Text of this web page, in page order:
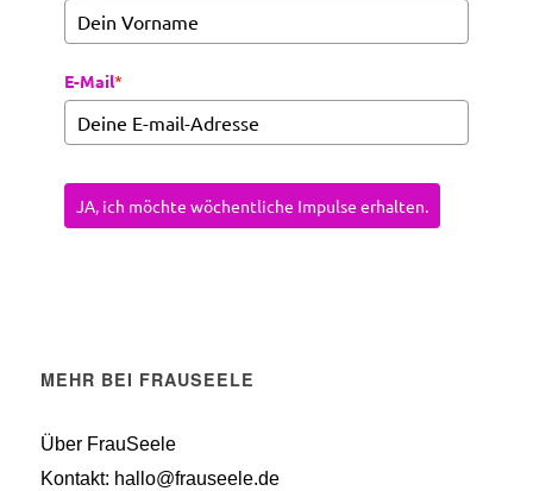
E-Mail*
JA, ich möchte wöchentliche Impulse erhalten.
MEHR BEI FRAUSEELE
Über FrauSeele
Kontakt: hallo@frauseele.de